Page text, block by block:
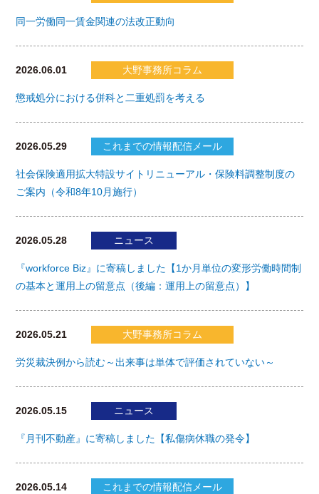
同一労働同一賃金関連の法改正動向
2026.06.01 大野事務所コラム
懲戒処分における併科と二重処罰を考える
2026.05.29 これまでの情報配信メール
社会保険適用拡大特設サイトリニューアル・保険料調整制度の
ご案内（令和8年10月施行）
2026.05.28 ニュース
『workforce Biz』に寄稿しました【1か月単位の変形労働時間制
の基本と運用上の留意点（後編：運用上の留意点）】
2026.05.21 大野事務所コラム
労災裁決例から読む～出来事は単体で評価されていない～
2026.05.15 ニュース
『月刊不動産』に寄稿しました【私傷病休職の発令】
2026.05.14 これまでの情報配信メール